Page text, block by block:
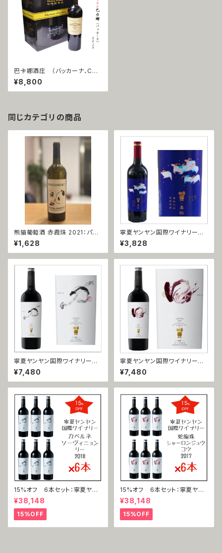
巴卡娜酒庄 （バッカーナ、CHA
TEAU BACCHUS） 2015
¥8,800
同じカテゴリの商品
熊猫葡萄酒 赤霞珠 2021：パン
ダワイン カベルネ・ソーヴィニョ
ン 2021
¥1,628
寧夏ヤンヤン国際ワイナリー
美楽（メルロー）2018
¥3,828
寧夏ヤンヤン国際ワイナリー
赤霞珠 力（カベルネ・ソーヴィニ
ヨン＝リー ）2018
¥7,480
寧夏ヤンヤン国際ワイナリー
蛇龍珠 口（シャーロンジュウ＝
コウ）2017
¥7,480
15%オフ 6本セット：寧夏ヤン
ヤン国際ワイナリー 赤霞珠 力
（カベルネ・ソーヴィニヨン＝リ
ー ）2018
¥38,148
15%OFF
15%オフ 6本セット：寧夏ヤン
ヤン国際ワイナリー 蛇龍珠 口
（シャーロンジュウ＝コウ）2017
¥38,148
15%OFF